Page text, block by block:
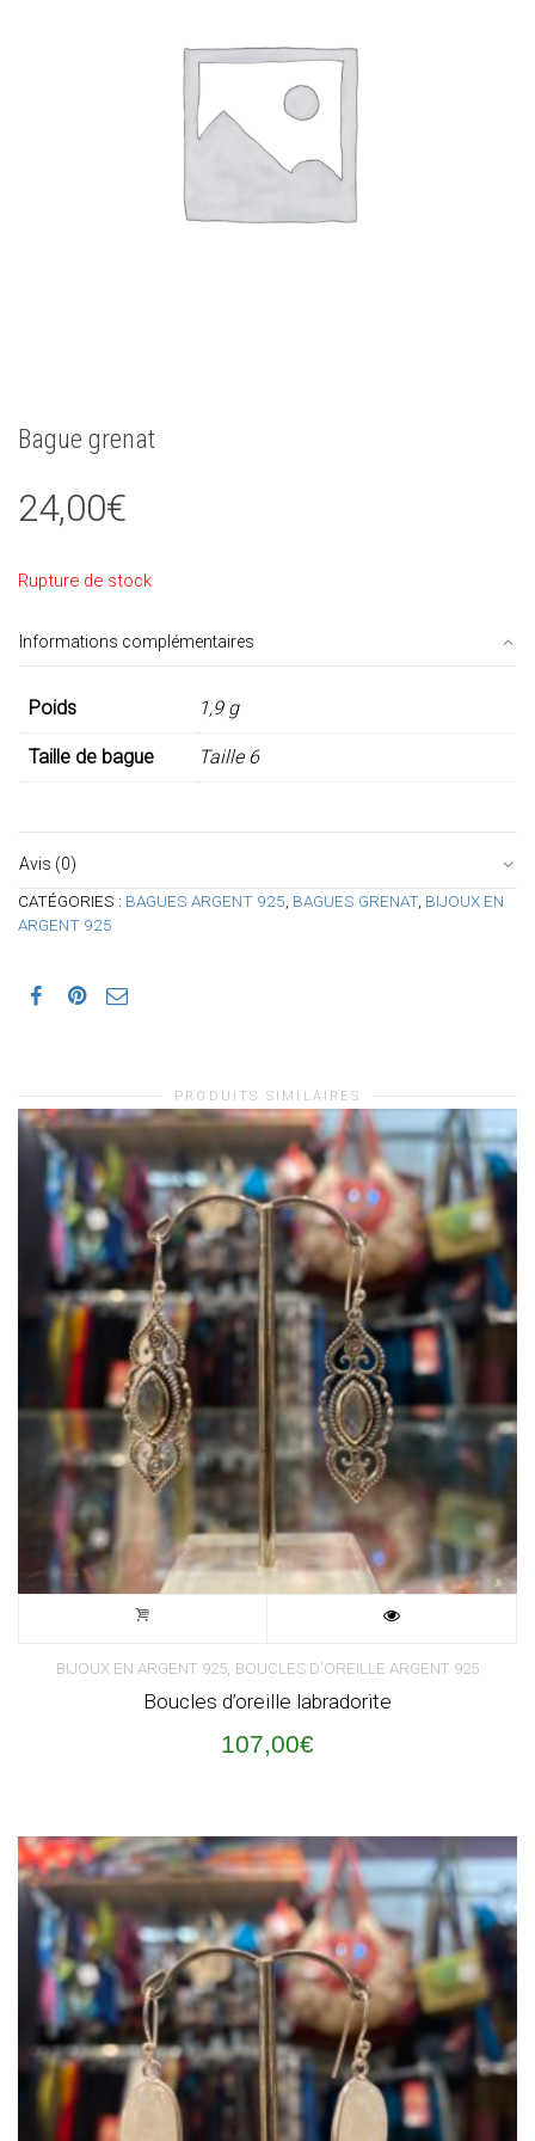
Bague grenat
24,00€
Rupture de stock
Informations complémentaires
Poids 1,9 g
Taille de bague Taille 6
Avis (0)
CATÉGORIES : BAGUES ARGENT 925 BAGUES GRENAT, BIJOUX EN
ARGENT 925
PRODUITS SIMILAIRES
BIJOUX EN ARGENT 925, BOUCLES D'OREILLE ARGENT 925
Boucles d’oreille labradorite
107,00€